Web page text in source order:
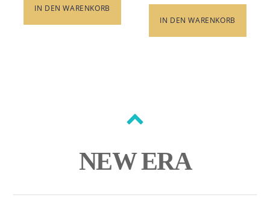
IN DEN WARENKORB
IN DEN WARENKORB
top
NEW ERA